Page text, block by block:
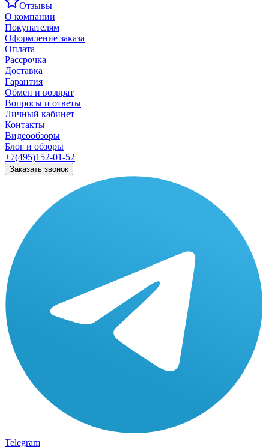
Отзывы
О компании
Покупателям
Оформление заказа
Оплата
Рассрочка
Доставка
Гарантия
Обмен и возврат
Вопросы и ответы
Личный кабинет
Контакты
Видеообзоры
Блог и обзоры
+7(495)152-01-52
Заказать звонок
Telegram